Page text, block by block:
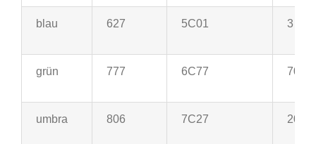
blau 627 5C01 3
grün 777 6C77 70
umbra 806 7C27 20